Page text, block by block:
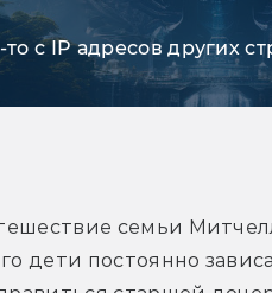
с IP адресов других
семьи
дети постоянно